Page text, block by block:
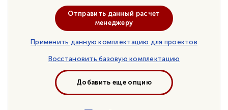
Отправить данный расчет
менеджеру
Применить данную комплектацию для проектов
Восстановить базовую комплектацию
Добавить еще опцию